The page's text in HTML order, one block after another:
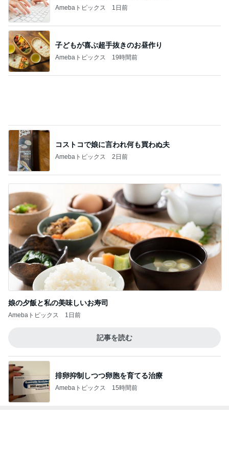
Amebaトピックス 1日前
子どもが喜ぶ超手抜きのお昼作り
Amebaトピックス 19時間前
コストコで娘に言われ何も買わぬ夫
Amebaトピックス 2日前
娘の夕飯と私の美味しいお寿司
Amebaトピックス 1日前
記事を読む
排卵抑制しつつ卵胞を育てる治療
Amebaトピックス 15時間前